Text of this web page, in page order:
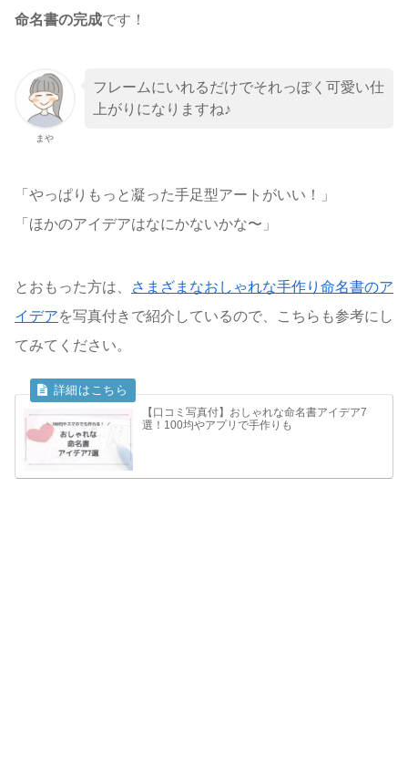
命名書の完成です！
まや
フレームにいれるだけでそれっぽく可愛い仕
上がりになりますね♪
「やっぱりもっと凝った手足型アートがいい！」
「ほかのアイデアはなにかないかな〜」
とおもった方は、
さまざまなおしゃれな手作り命名書のア
イデアを写真付きで紹介しているので、こちらも参考にし
てみてください。
【口コミ写真付】おしゃれな命名書アイデア7
選！100均やアプリで手作りも